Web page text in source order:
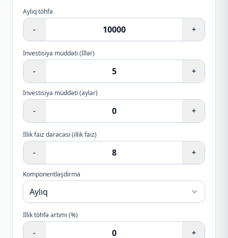
Aylıq töhfə
- +
İnvestisiya müddəti (İllər)
- +
İnvestisiya müddəti (aylar)
- +
İllik faiz dərəcəsi (illik faiz)
- +
Komponentləşdirmə
İllik töhfə artımı (%)
- +